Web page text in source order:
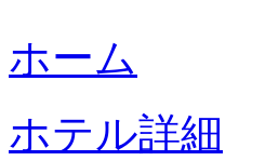
ホーム
ホテル詳細